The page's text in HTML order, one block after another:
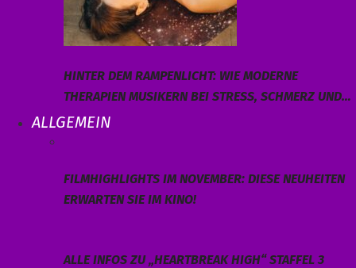
HINTER DEM RAMPENLICHT: WIE MODERNE
THERAPIEN MUSIKERN BEI STRESS, SCHMERZ UND…
ALLGEMEIN
FILMHIGHLIGHTS IM NOVEMBER: DIESE NEUHEITEN
ERWARTEN SIE IM KINO!
ALLE INFOS ZU „HEARTBREAK HIGH“ STAFFEL 3